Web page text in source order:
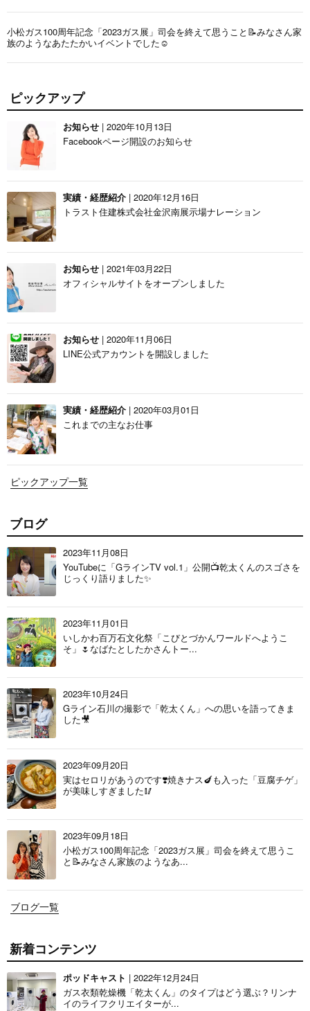
小松ガス100周年記念「2023ガス展」司会を終えて思うこと📝みなさん家
族のようなあたたかいイベントでした☺️
ピックアップ
お知らせ | 2020年10月13日
Facebookページ開設のお知らせ
実績・経歴紹介 | 2020年12月16日
トラスト住建株式会社金沢南展示場ナレーション
お知らせ | 2021年03月22日
オフィシャルサイトをオープンしました
お知らせ | 2020年11月06日
LINE公式アカウントを開設しました
実績・経歴紹介 | 2020年03月01日
これまでの主なお仕事
ピックアップ一覧
ブログ
2023年11月08日
YouTubeに「GラインTV vol.1」公開📺乾太くんのスゴさを
じっくり語りました✨
2023年11月01日
いしかわ百万石文化祭「こびとづかんワールドへようこ
そ」🌷なばたとしたかさんトー...
2023年10月24日
Gライン石川の撮影で「乾太くん」への思いを語ってきま
した🎥
2023年09月20日
実はセロリがあうのです❣️焼きナス🍆も入った「豆腐チゲ」
が美味しすぎました🥢
2023年09月18日
小松ガス100周年記念「2023ガス展」司会を終えて思うこ
と📝みなさん家族のようなあ...
ブログ一覧
新着コンテンツ
ポッドキャスト | 2022年12月24日
ガス衣類乾燥機「乾太くん」のタイプはどう選ぶ？リンナ
イのライフクリエイターが...